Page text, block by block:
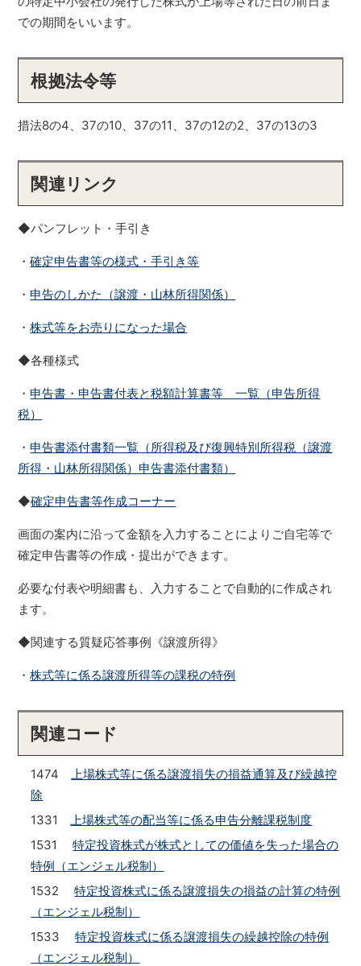
での期間をいいます。
根拠法令等
措法8の4、37の10、37の11、37の12の2、37の13の3
関連リンク
◆パンフレット・手引き
・確定申告書等の様式・手引き等
・ 申告のしかた（譲渡・山林所得関係）
・株式等をお売りになった場合
◆各種様式
・ 申告書・申告書付表と税額計算書等 一覧（申告所得
税）
・ 申告書添付書類一覧（所得税及び復興特別所得税（譲渡
所得・山林所得関係）申告書添付書類）
◆確定申告書等作成コーナー
画面の案内に沿って金額を入力することによりご自宅等で
確定申告書等の作成・提出ができます。
必要な付表や明細書も、入力することで自動的に作成され
ます。
◆関連する質疑応答事例《譲渡所得》
・株式等に係る譲渡所得等の課税の特例
関連コード
1474上場株式等に係る譲渡損失の損益通算及び繰越控
除
1331上場株式等の配当等に係る申告分離課税制度
1531特定投資株式が株式としての価値を失った場合の
特例（エンジェル税制）
1532特定投資株式に係る譲渡損失の損益の計算の特例
（エンジェル税制）
1533特定投資株式に係る譲渡損失の繰越控除の特例
（エンジェル税制）